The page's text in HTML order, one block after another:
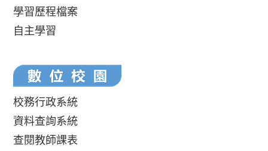
學習歷程檔案
自主學習
校務行政系統
資料查詢系統
查閱教師課表